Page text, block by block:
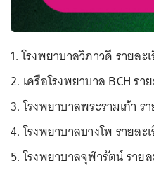
1. โรงพยาบาลวิภาวดี รายละ
2. เครือโรงพยาบาล BCH รา
3. โรงพยาบาลพระรามเก้า ร
4. โรงพยาบาลบางโพ รายละ
5. โรงพยาบาลจุฬารัตน์ ราย